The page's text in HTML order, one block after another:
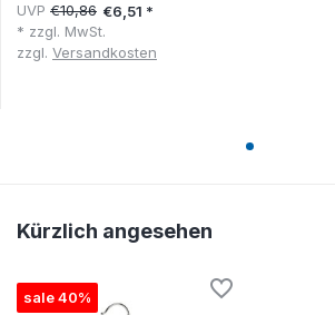
UVP €10,86 €6,51 *
* zzgl. MwSt.
zzgl. Versandkosten
Kürzlich angesehen
sale 40%